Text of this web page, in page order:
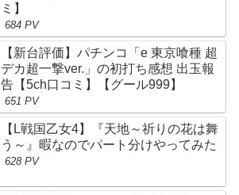
ミ】
684 PV
【新台評価】パチンコ「e 東京喰種 超
デカ超一撃ver.」の初打ち感想 出玉報
告【5ch口コミ】【グール999】
651 PV
【L戦国乙女4】『天地～祈りの花は舞
う～』暇なのでパート分けやってみた
628 PV